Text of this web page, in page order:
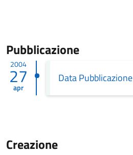
Pubblicazione
2004
27
apr
Data Pubblicazione
Creazione